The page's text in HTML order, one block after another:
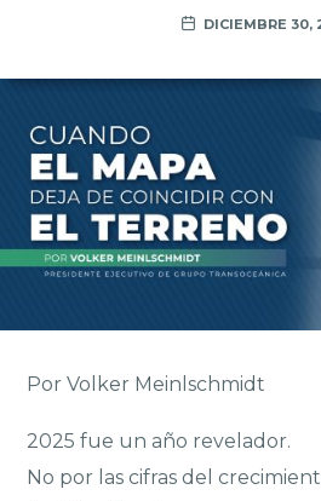
DICIEMBRE 30,
Por Volker Meinlschmidt
2025 fue un año revelador.
No por las cifras del